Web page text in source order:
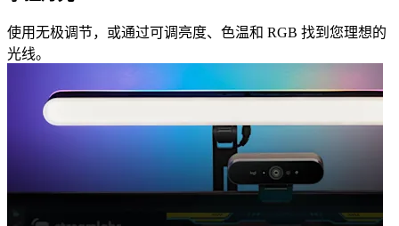
使用无极调节，或通过可调亮度、色温和 RGB 找到您理想的
光线。